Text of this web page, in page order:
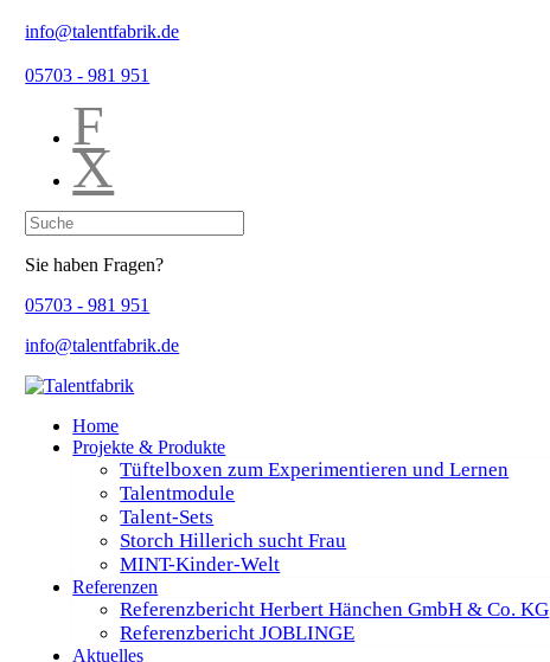
info@talentfabrik.de
05703 - 981 951
F
X
Sie haben Fragen?
05703 - 981 951
info@talentfabrik.de
Home
Projekte & Produkte
Tüftelboxen zum Experimentieren und Lernen
Talentmodule
Talent-Sets
Storch Hillerich sucht Frau
MINT-Kinder-Welt
Referenzen
Referenzbericht Herbert Hänchen GmbH & Co. KG
Referenzbericht JOBLINGE
Aktuelles